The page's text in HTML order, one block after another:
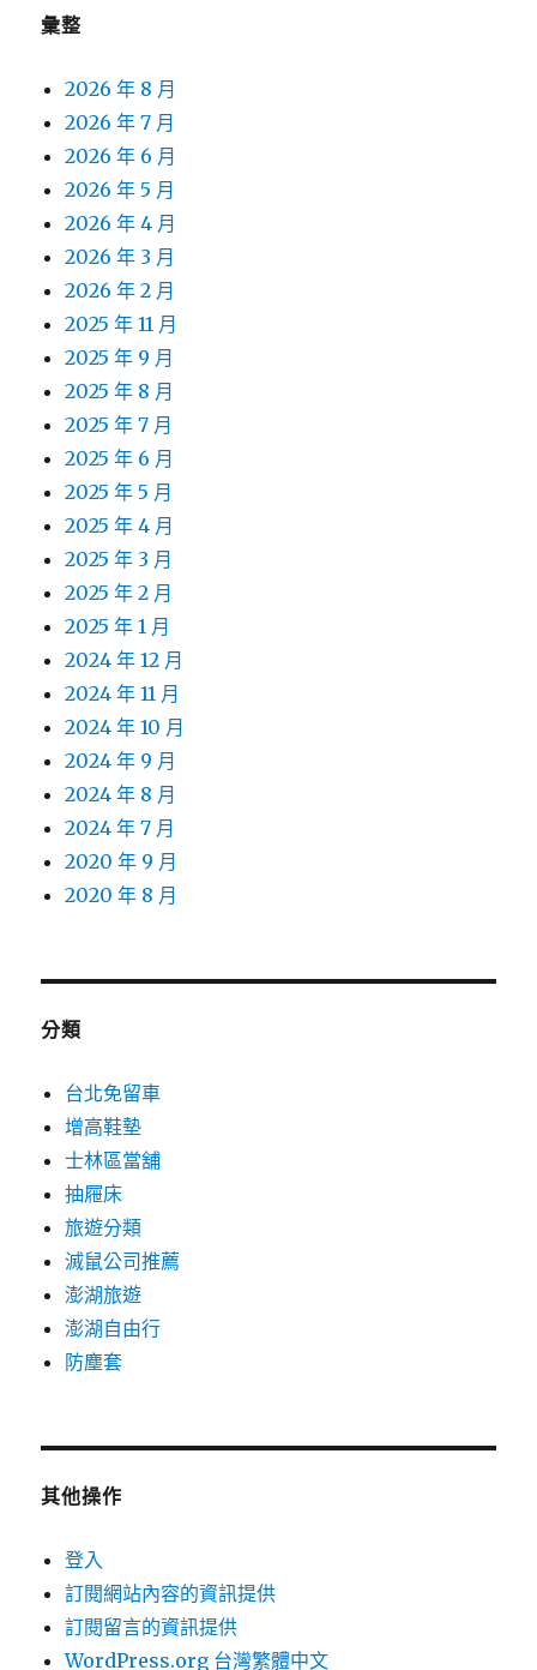
彙整
2026 年 8 月
2026 年 7 月
2026 年 6 月
2026 年 5 月
2026 年 4 月
2026 年 3 月
2026 年 2 月
2025 年 11 月
2025 年 9 月
2025 年 8 月
2025 年 7 月
2025 年 6 月
2025 年 5 月
2025 年 4 月
2025 年 3 月
2025 年 2 月
2025 年 1 月
2024 年 12 月
2024 年 11 月
2024 年 10 月
2024 年 9 月
2024 年 8 月
2024 年 7 月
2020 年 9 月
2020 年 8 月
分類
台北免留車
增高鞋墊
士林區當舖
抽屜床
旅遊分類
滅鼠公司推薦
澎湖旅遊
澎湖自由行
防塵套
其他操作
登入
訂閱網站內容的資訊提供
訂閱留言的資訊提供
WordPress.org 台灣繁體中文